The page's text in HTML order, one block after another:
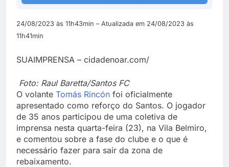
24/08/2023 às 11h43min – Atualizada em 24/08/2023 às
11h41min
SUAIMPRENSA – cidadenoar.com/
Foto: Raul Baretta/Santos FC
O volante Tomás Rincón foi oficialmente
apresentado como reforço do Santos. O jogador
de 35 anos participou de uma coletiva de
imprensa nesta quarta-feira (23), na Vila Belmiro,
e comentou sobre a fase do clube e o que é
necessário fazer para sair da zona de
rebaixamento.